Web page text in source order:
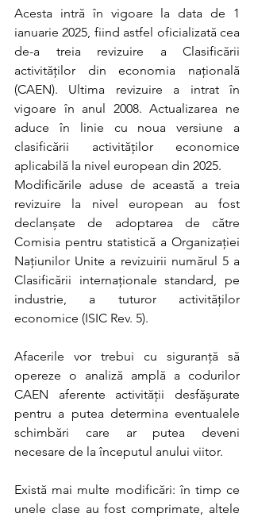
Acesta intră în vigoare la data de 1
ianuarie 2025, fiind astfel oficializată cea
de-a treia revizuire a Clasificării
activităților din economia națională
(CAEN). Ultima revizuire a intrat în
vigoare în anul 2008. Actualizarea ne
aduce în linie cu noua versiune a
clasificării activităților economice
aplicabilă la nivel european din 2025.
Modificările aduse de această a treia
revizuire la nivel european au fost
declanșate de adoptarea de către
Comisia pentru statistică a Organizației
Națiunilor Unite a revizuirii numărul 5 a
Clasificării internaționale standard, pe
industrie, a tuturor activităților
economice (ISIC Rev. 5).
Afacerile vor trebui cu siguranță să
opereze o analiză amplă a codurilor
CAEN aferente activității desfășurate
pentru a putea determina eventualele
schimbări care ar putea deveni
necesare de la începutul anului viitor.
Există mai multe modificări: în timp ce
unele clase au fost comprimate, altele